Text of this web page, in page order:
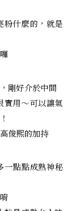
粉什麼的，就是
剛好介於中間
實用～可以讓氣
俊熙的加持
一點點成熟神秘